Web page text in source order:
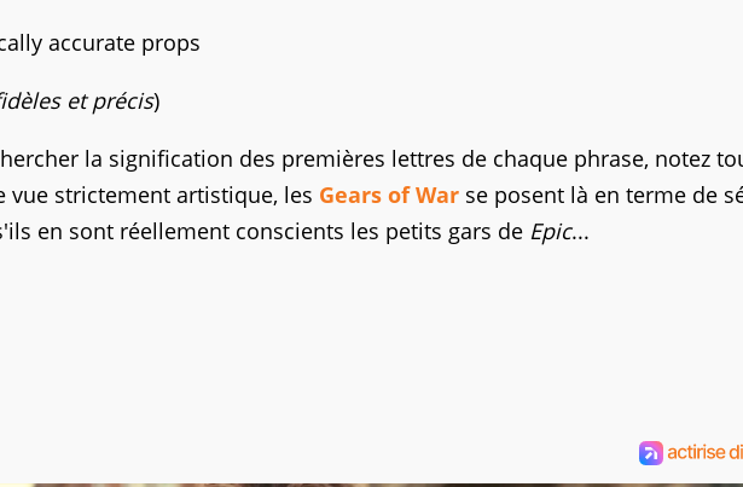
accurate props
et précis)
la signification des premières lettres de chaque phrase, notez
vue strictement artistique, les Gears of War se posent là en terme de
en sont réellement conscients les petits gars de Epic...